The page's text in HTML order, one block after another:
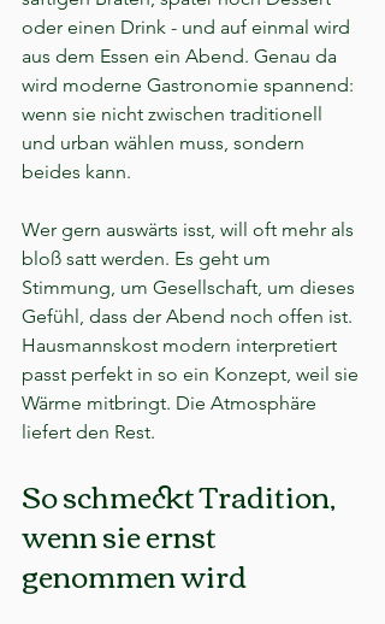
oder einen Drink - und auf einmal wird
aus dem Essen ein Abend. Genau da
wird moderne Gastronomie spannend:
wenn sie nicht zwischen traditionell
und urban wählen muss, sondern
beides kann.
Wer gern auswärts isst, will oft mehr als
bloß satt werden. Es geht um
Stimmung, um Gesellschaft, um dieses
Gefühl, dass der Abend noch offen ist.
Hausmannskost modern interpretiert
passt perfekt in so ein Konzept, weil sie
Wärme mitbringt. Die Atmosphäre
liefert den Rest.
So schmeckt Tradition,
wenn sie ernst
genommen wird